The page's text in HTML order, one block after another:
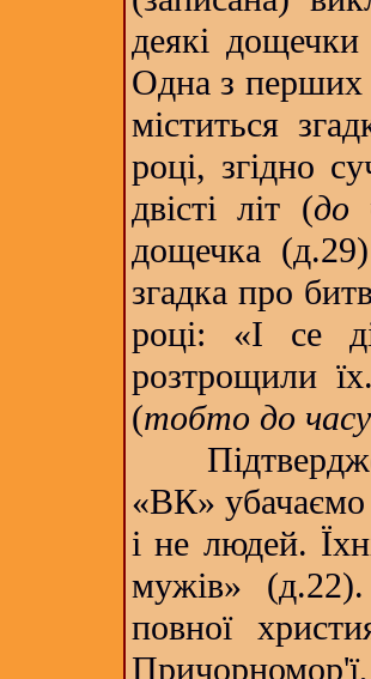
деякі
Одна з перших
міститься
році, згідно
двісті літ (до
дощечка
згадка про
році: «І се
розтрощили
(тобто до
«ВК» убачаємо
і не людей.
мужів»
повної